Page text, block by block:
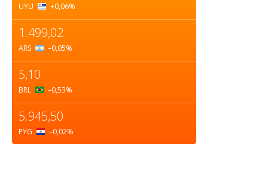
UYU +0,06%
1.499,02
ARS –0,05%
5,10
BRL –0,53%
5.945,50
PYG –0,02%